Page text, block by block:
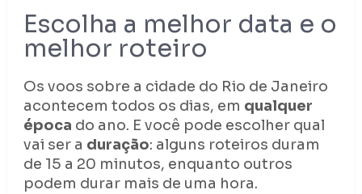
Escolha a melhor data e o
melhor roteiro
Os voos sobre a cidade do Rio de Janeiro
acontecem todos os dias, em qualquer
época do ano. E você pode escolher qual
vai ser a duração: alguns roteiros duram
de 15 a 20 minutos, enquanto outros
podem durar mais de uma hora.